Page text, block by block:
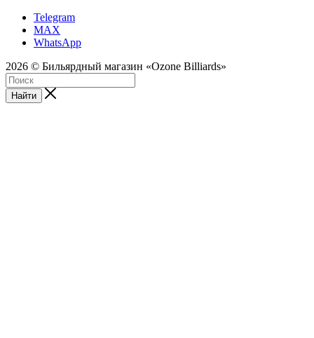
Telegram
MAX
WhatsApp
2026 © Бильярдный магазин «Ozone Billiards»
Найти